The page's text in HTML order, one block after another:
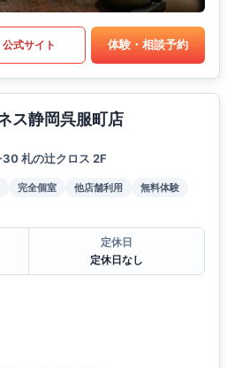
公式サイト 体験・相談予約
ス静岡呉服町店
札の辻クロス 2F
完全個室 他店舗利用
無料体験
定休日
定休日なし